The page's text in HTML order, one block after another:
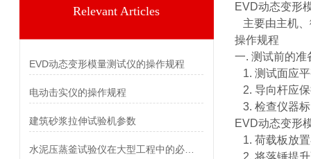
Relevant Articles
EVD动态变形模量测试仪的操作规程
电动击实仪的操作规程
建筑砂浆拉伸试验机参数
EVD动态变形
主要由主机、
操作规程
一. 测试前的准
1. 测试面应
2. 导向杆应
3. 检查仪器
EVD动态变形
1. 荷载板放
2. 将落锤提